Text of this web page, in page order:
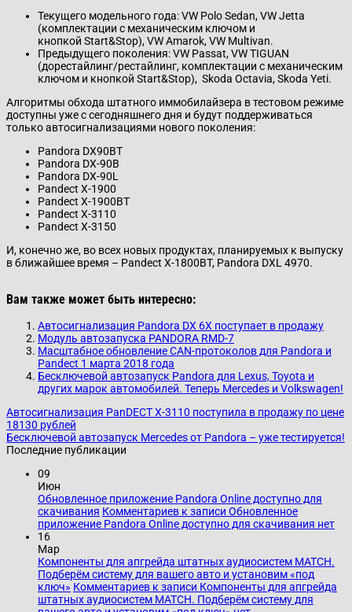
Текущего модельного года: VW Polo Sedan, VW Jetta
(комплектации с механическим ключом и
кнопкой Start&Stop), VW Amarok, VW Multivan.
Предыдущего поколения: VW Passat, VW TIGUAN
(дорестайлинг/рестайлинг, комплектации с механическим
ключом и кнопкой Start&Stop), Skoda Octavia, Skoda Yeti.
Алгоритмы обхода штатного иммобилайзера в тестовом режиме
доступны уже с сегодняшнего дня и будут поддерживаться
только автосигнализациями нового поколения:
Pandora DX90BT
Pandora DX-90B
Pandora DX-90L
Pandect X-1900
Pandect X-1900BT
Pandect X-3110
Pandect X-3150
И, конечно же, во всех новых продуктах, планируемых к выпуску
в ближайшее время – Pandect X-1800BT, Pandora DXL 4970.
Вам также может быть интересно:
Автосигнализация Pandora DX 6X поступает в продажу
Модуль автозапуска PANDORA RMD-7
Масштабное обновление CAN-протоколов для Pandora и
Pandect 1 марта 2018 года
Бесключевой автозапуск Pandora для Lexus, Toyota и
других марок автомобилей. Теперь Mercedes и Volkswagen!
Автосигнализация PanDECT X-3110 поступила в продажу по цене
18130 рублей
Бесключевой автозапуск Mercedes от Pandora – уже тестируется!
Последние публикации
09
Июн
Обновленное приложение Pandora Online доступно для
скачивания Комментариев к записи Обновленное
приложение Pandora Online доступно для скачивания нет
16
Мар
Компоненты для апгрейда штатных аудиосистем MATCH.
Подберём систему для вашего авто и установим «под
ключ» Комментариев к записи Компоненты для апгрейда
штатных аудиосистем MATCH. Подберём систему для